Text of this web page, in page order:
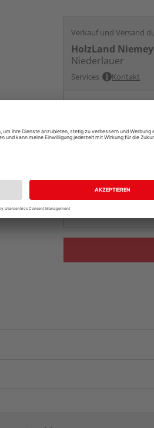
Verkauf und Versand
HolzLand
Niederlauer
Services Kontakt
Verfügbar in der